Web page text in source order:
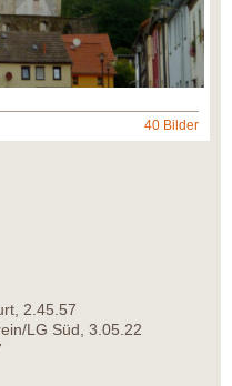
40 Bilder
2.45.57
LG Süd, 3.05.22